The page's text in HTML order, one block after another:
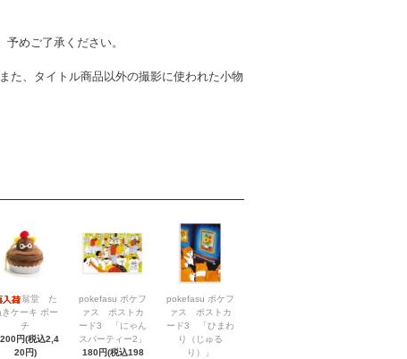
めご了承ください。
た、タイトル商品以外の撮影に使われた小物
翁堂 た
きケーキ ポー
チ
円(税込2,4
20円)
pokefasu ポケフ
ァス ポストカ
ード3 「にゃん
スパーティー2」
180円(税込198
pokefasu ポケフ
ァス ポストカ
ード3 「ひまわ
り（じゅる
り）」